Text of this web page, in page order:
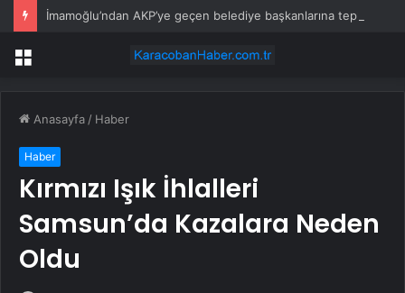
İmamoğlu’ndan AKP’ye geçen belediye başkanlarına tepki
Menü
Anasayfa / Haber
Haber
Kırmızı Işık İhlalleri
Samsun’da Kazalara Neden
Oldu